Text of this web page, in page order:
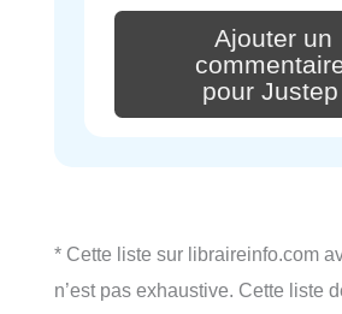
Ajouter un
pour Justep
* Cette liste sur libraireinfo.com
n’est pas exhaustive. Cette liste